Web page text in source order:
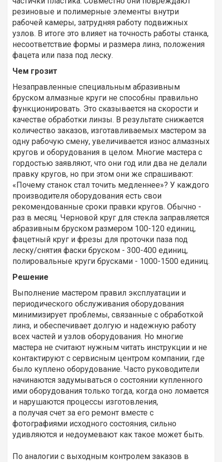
резиновые и полимерные элементы внутри
рабочей камеры, затрудняя работу подвижных
узлов. В итоге это влияет на точность работы станка,
несоответствие формы и размера линз, положения
фацета или паза под леску.
Чем грозит
Незаправленные специальным абразивным
бруском алмазные круги не способны правильно
функционировать. Это сказывается на скорости и
качестве обработки линзы. В результате снижается
количество заказов, изготавливаемых мастером за
одну рабочую смену, увеличивается износ алмазных
кругов и оборудования в целом. Многие мастера с
гордостью заявляют, что они год или два не делали
правку кругов, но при этом они же спрашивают:
«Почему станок стал точить медленнее»? У каждого
производителя оборудования есть свои
рекомендованные сроки правки кругов. Обычно -
раз в месяц. Черновой круг для стекла заправляется
абразивным бруском размером 100-120 единиц,
фацетный круг и фрезы для проточки паза под
леску/снятия фаски бруском - 300-400 единиц,
полировальные круги брусками - 1000-1500 единиц.
Решение
Выполнение мастером правил эксплуатации и
периодического обслуживания оборудования
минимизирует проблемы, связанные с обработкой
линз, и обеспечивает долгую и надежную работу
всех частей и узлов оборудования. Но многие
мастера не считают нужным читать инструкции и не
контактируют с сервисным центром компании, где
было куплено оборудование. Часто руководители
начинаются задумываться о состоянии купленного
ими оборудования только тогда, когда оно ломается
и нарушаются процессы изготовления,
а получая счет за его ремонт вместе с
фотографиями исходного состояния, сильно
удивляются и недоумевают как такое может быть.
По аналогии с выходным контролем заказов в